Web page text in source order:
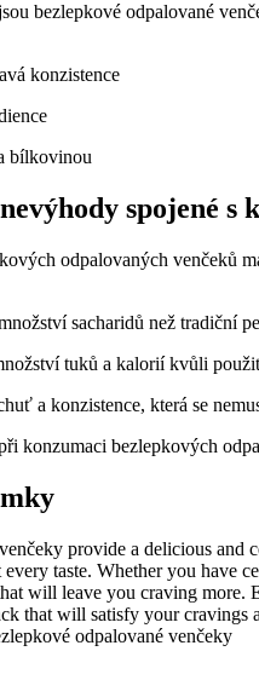
bezlepkové odpalované
konzistence
bílkovinou
spojené
odpalovaných
sacharidů než tradiční
tuků a kalorií kvůli
a konzistence, která se
konzumaci bezlepkových
provide a delicious and
taste. Whether you have
will leave you craving more.
that will satisfy your